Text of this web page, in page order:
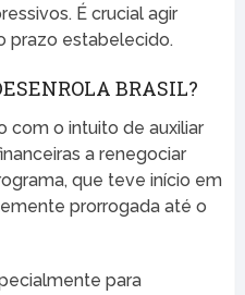
É crucial agir
prazo estabelecido.
BRASIL?
com o intuito de auxiliar
a renegociar
que teve início em
prorrogada até o
para